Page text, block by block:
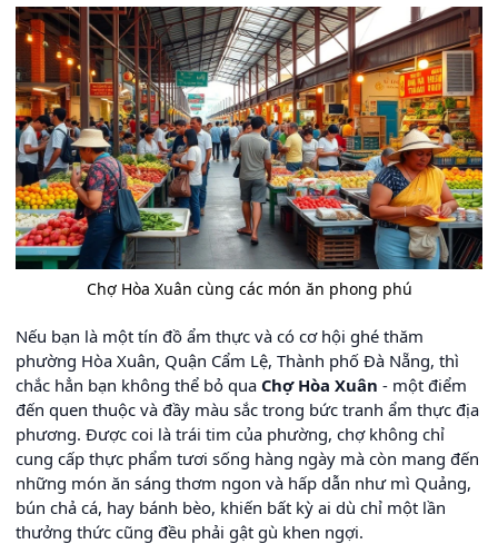
Chợ Hòa Xuân cùng các món ăn phong phú
Nếu bạn là một tín đồ ẩm thực và có cơ hội ghé thăm
phường Hòa Xuân, Quận Cẩm Lệ, Thành phố Đà Nẵng, thì
chắc hẳn bạn không thể bỏ qua Chợ Hòa Xuân - một điểm
đến quen thuộc và đầy màu sắc trong bức tranh ẩm thực địa
phương. Được coi là trái tim của phường, chợ không chỉ
cung cấp thực phẩm tươi sống hàng ngày mà còn mang đến
những món ăn sáng thơm ngon và hấp dẫn như mì Quảng,
bún chả cá, hay bánh bèo, khiến bất kỳ ai dù chỉ một lần
thưởng thức cũng đều phải gật gù khen ngợi.